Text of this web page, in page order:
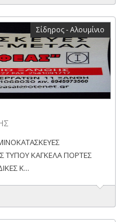
Σίδηρος - Αλουμίνιο
ΤΥΠΟΥ ΚΑΓΚΕΛΑ ΠΟΡΤΕΣ
Κ...